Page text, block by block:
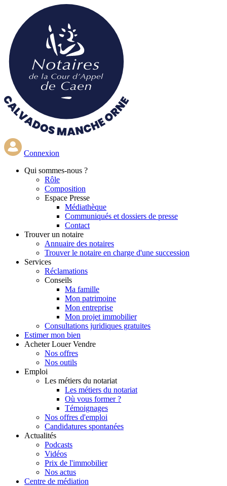
contenu
principal
Connexion
Qui sommes-nous ?
Rôle
Composition
Espace Presse
Médiathèque
Communiqués et dossiers de presse
Contact
Trouver un notaire
Annuaire des notaires
Trouver le notaire en charge d'une succession
Services
Réclamations
Conseils
Ma famille
Mon patrimoine
Mon entreprise
Mon projet immobilier
Consultations juridiques gratuites
Estimer mon bien
Acheter Louer Vendre
Nos offres
Nos outils
Emploi
Les métiers du notariat
Les métiers du notariat
Où vous former ?
Témoignages
Nos offres d'emploi
Candidatures spontanées
Actualités
Podcasts
Vidéos
Prix de l'immobilier
Nos actus
Centre de médiation